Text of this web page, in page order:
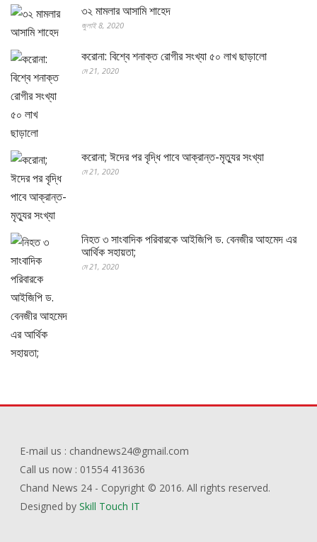
৩২ মামলার আসামি শাহেদ
জুলাই 8, 2020
করোনা: বিশ্বে শনাক্ত রোগীর সংখ্যা ৫০ লাখ ছাড়ালো
মে 21, 2020
করোনা; ঈদের পর বৃদ্ধি পাবে আক্রান্ত-মৃত্যুর সংখ্যা
মে 21, 2020
নিহত ৩ সাংবাদিক পরিবারকে আইজিপি ড. বেনজীর আহমেদ এর
আর্থিক সহায়তা;
মে 21, 2020
E-mail us : chandnews24@gmail.com
Call us now : 01554 413636
Chand News 24 - Copyright © 2016. All rights reserved.
Designed bySkill Touch IT